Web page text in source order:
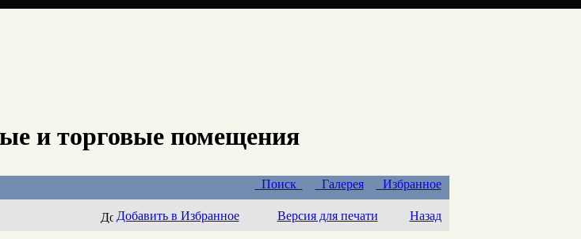
и торговые помещения
Поиск Галерея Избранное
Добавить в Избранное Версия для печати Назад